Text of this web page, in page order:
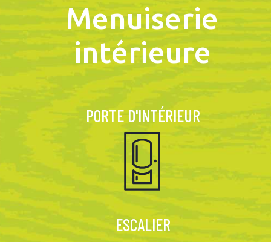
Menuiserie
intérieure
PORTE D'INTÉRIEUR
ESCALIER